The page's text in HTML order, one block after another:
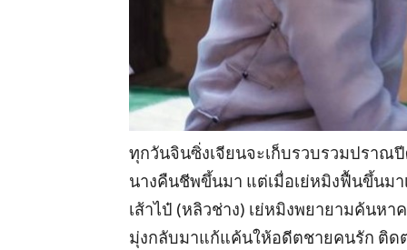
ทุกวันจินซิ่งเจียนจะเก็บรวบรวมปรา
นางคืนชีพขึ้นมา แต่เมื่อเย่หมิงฟื้นขึ้นม
เส้าไป๋ (หลิวช่าง) เย่หมิงพยายามค้นหา
มุ่งกลับมาแก้แค้นให้อดีตชายคนรัก ติด